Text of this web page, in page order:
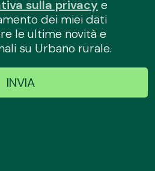
sulla privacye
dei miei dati
le ultime novità e
su Urbano rurale.